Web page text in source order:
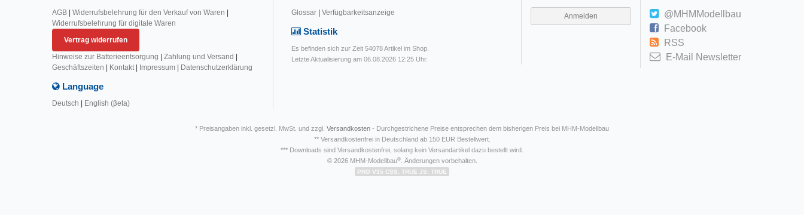
AGB Widerrufsbelehrung für den Verkauf von Waren
Widerrufsbelehrung für digitale Waren
Vertrag widerrufen
Hinweise zur Batterieentsorgung
Zahlung und Versand
Geschäftszeiten
Kontakt| Impressum Datenschutzerklärung
Language
Deutsch English (βeta)
Glossar Verfügbarkeitsanzeige
Statistik
Es befinden sich zur Zeit 54078 Artikel im Shop.
Letzte Aktualisierung am 06.08.2026 12:25 Uhr.
Anmelden
@MHMModellbau
Facebook
RSS
E-Mail Newsletter
* Preisangaben inkl. gesetzl. MwSt. und zzgl. Versandkosten - Durchgestrichene Preise entsprechen dem bisherigen Preis bei MHM-Modellbau
** Versandkostenfrei in Deutschland ab 150 EUR Bestellwert.
*** Downloads sind Versandkostenfrei, solang kein Versandartikel dazu bestellt wird.
© 2026 MHM-Modellbau®. Änderungen vorbehalten.
PRO V35 CSS: TRUE JS: TRUE